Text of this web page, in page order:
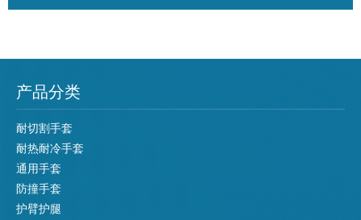
产品分类
耐切割手套
耐热耐冷手套
通用手套
防撞手套
护臂护腿